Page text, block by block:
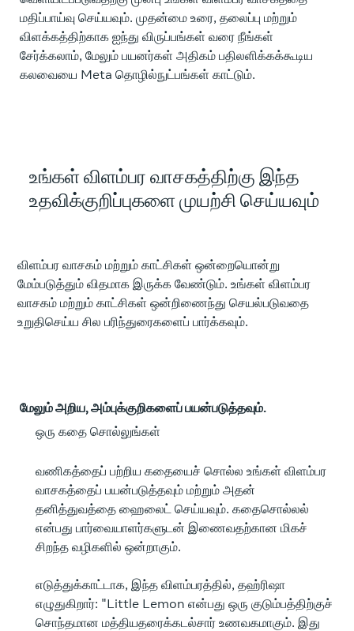
மதிப்பாய்வு செய்யவும். முதன்மை உரை, தலைப்பு மற்றும்
விளக்கத்திற்காக ஐந்து விருப்பங்கள் வரை நீங்கள்
சேர்க்கலாம், மேலும் பயனர்கள் அதிகம் பதிலளிக்கக்கூடிய
கலவையை Meta தொழில்நுட்பங்கள் காட்டும்.
உங்கள் விளம்பர வாசகத்திற்கு இந்த
உதவிக்குறிப்புகளை முயற்சி செய்யவும்
விளம்பர வாசகம் மற்றும் காட்சிகள் ஒன்றையொன்று
மேம்படுத்தும் விதமாக இருக்க வேண்டும். உங்கள் விளம்பர
வாசகம் மற்றும் காட்சிகள் ஒன்றிணைந்து செயல்படுவதை
உறுதிசெய்ய சில பரிந்துரைகளைப் பார்க்கவும்.
மேலும் அறிய, அம்புக்குறிகளைப் பயன்படுத்தவும்.
ஒரு கதை சொல்லுங்கள்
வணிகத்தைப் பற்றிய கதையைச் சொல்ல உங்கள் விளம்பர
வாசகத்தைப் பயன்படுத்தவும் மற்றும் அதன்
தனித்துவத்தை ஹைலைட் செய்யவும். கதைசொல்லல்
என்பது பார்வையாளர்களுடன் இணைவதற்கான மிகச்
சிறந்த வழிகளில் ஒன்றாகும்.
எடுத்துக்காட்டாக, இந்த விளம்பரத்தில், தஹ்ரிஷா
எழுதுகிறார்: "Little Lemon என்பது ஒரு குடும்பத்திற்குச்
சொந்தமான மத்தியதரைக்கடல்சார் உணவகமாகும். இது